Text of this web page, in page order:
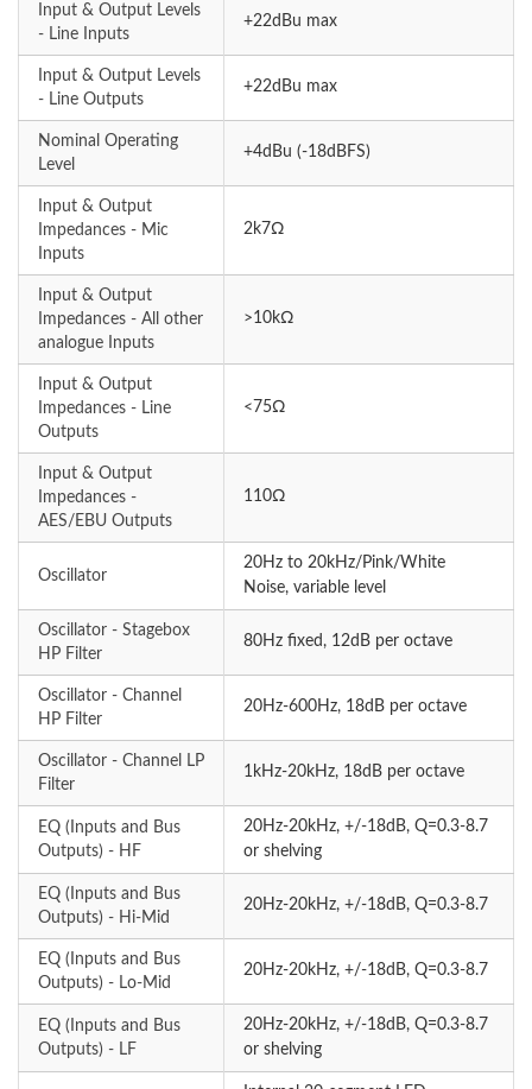
Input & Output Levels
- Line Inputs
+22dBu max
Input & Output Levels
- Line Outputs
+22dBu max
Nominal Operating
Level
+4dBu (-18dBFS)
Input & Output
Impedances - Mic
Inputs
2k7Ω
Input & Output
Impedances - All other
analogue Inputs
>10kΩ
Input & Output
Impedances - Line
Outputs
<75Ω
Input & Output
Impedances -
AES/EBU Outputs
110Ω
Oscillator
20Hz to 20kHz/Pink/White
Noise, variable level
Oscillator - Stagebox
HP Filter
80Hz fixed, 12dB per octave
Oscillator - Channel
HP Filter
20Hz-600Hz, 18dB per octave
Oscillator - Channel LP
Filter
1kHz-20kHz, 18dB per octave
EQ (Inputs and Bus
Outputs) - HF
20Hz-20kHz, +/-18dB, Q=0.3-8.7
or shelving
EQ (Inputs and Bus
Outputs) - Hi-Mid
20Hz-20kHz, +/-18dB, Q=0.3-8.7
EQ (Inputs and Bus
Outputs) - Lo-Mid
20Hz-20kHz, +/-18dB, Q=0.3-8.7
EQ (Inputs and Bus
Outputs) - LF
20Hz-20kHz, +/-18dB, Q=0.3-8.7
or shelving